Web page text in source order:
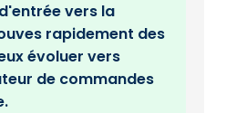
vers la
rapidement des
évoluer vers
de commandes